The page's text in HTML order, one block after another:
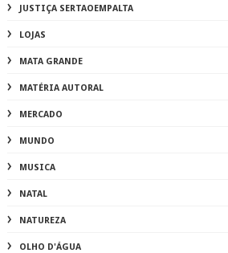
JUSTIÇA SERTAOEMPALTA
LOJAS
MATA GRANDE
MATÉRIA AUTORAL
MERCADO
MUNDO
MUSICA
NATAL
NATUREZA
OLHO D'ÁGUA